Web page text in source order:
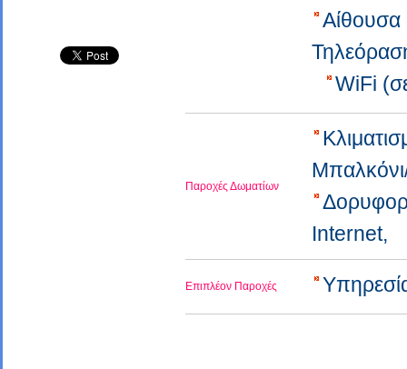
WiFi
Παροχές Δωματίων
Internet,
Επιπλέον Παροχές